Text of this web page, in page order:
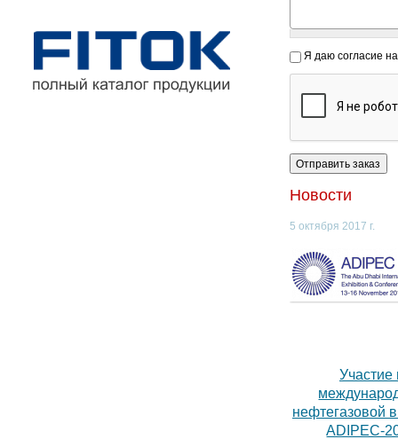
Я даю согласие
Новости
5 октября 2017 г.
Участие
нефтегазовой
ADIPEC-